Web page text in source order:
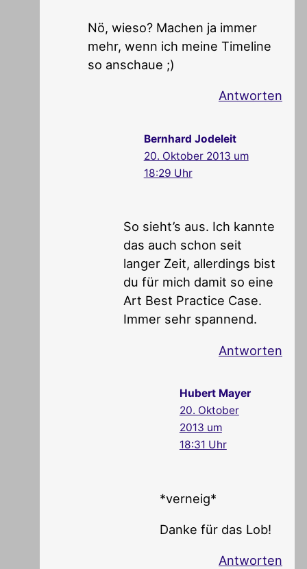
Nö, wieso? Machen ja immer
mehr, wenn ich meine Timeline
so anschaue ;)
Antworten
Bernhard Jodeleit
20. Oktober 2013 um
18:29 Uhr
So sieht’s aus. Ich kannte
das auch schon seit
langer Zeit, allerdings bist
du für mich damit so eine
Art Best Practice Case.
Immer sehr spannend.
Antworten
Hubert Mayer
20. Oktober
2013 um
18:31 Uhr
*verneig*
Danke für das Lob!
Antworten